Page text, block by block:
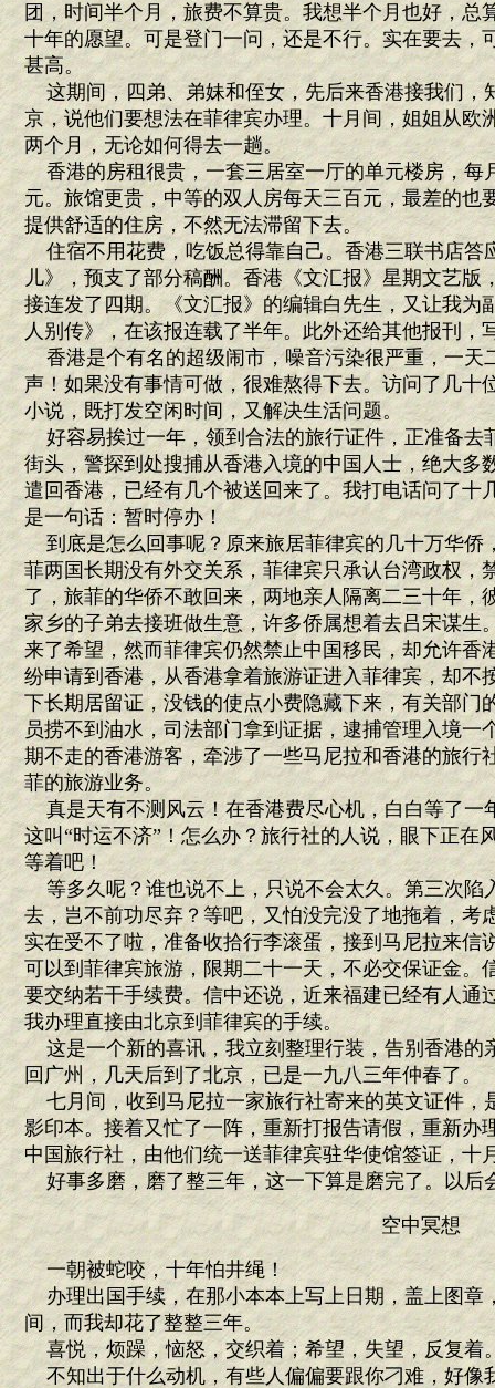
团，时间半个月，旅费不算贵。我想半个月也好，总
十年的愿望。可是登门一问，还是不行。实在要去，
甚高。
这期间，四弟、弟妹和侄女，先后来香港接我们，
京，说他们要想法在菲律宾办理。十月间，姐姐从欧
两个月，无论如何得去一趟。
香港的房租很贵，一套三居室一厅的单元楼房，每
元。旅馆更贵，中等的双人房每天三百元，最差的也
提供舒适的住房，不然无法滞留下去。
住宿不用花费，吃饭总得靠自己。香港三联书店答
儿》，预支了部分稿酬。香港《文汇报》星期文艺版
接连发了四期。《文汇报》的编辑白先生，又让我为
人别传》，在该报连载了半年。此外还给其他报刊，
香港是个有名的超级闹市，噪音污染很严重，一天
声！如果没有事情可做，很难熬得下去。访问了几十
小说，既打发空闲时间，又解决生活问题。
好容易挨过一年，领到合法的旅行证件，正准备去
街头，警探到处搜捕从香港入境的中国人士，绝大多
遣回香港，已经有几个被送回来了。我打电话问了十
是一句话：暂时停办！
到底是怎么回事呢？原来旅居菲律宾的几十万华侨
菲两国长期没有外交关系，菲律宾只承认台湾政权，
了，旅菲的华侨不敢回来，两地亲人隔离二三十年，
家乡的子弟去接班做生意，许多侨属想着去吕宋谋生
来了希望，然而菲律宾仍然禁止中国移民，却允许香
纷申请到香港，从香港拿着旅游证进入菲律宾，却不
下长期居留证，没钱的使点小费隐藏下来，有关部门
员捞不到油水，司法部门拿到证据，逮捕管理入境一
期不走的香港游客，牵涉了一些马尼拉和香港的旅行
菲的旅游业务。
真是天有不测风云！在香港费尽心机，白白等了一
这叫“时运不济”！怎么办？旅行社的人说，眼下正在
等着吧！
等多久呢？谁也说不上，只说不会太久。第三次陷
去，岂不前功尽弃？等吧，又怕没完没了地拖着，考
实在受不了啦，准备收拾行李滚蛋，接到马尼拉来信
可以到菲律宾旅游，限期二十一天，不必交保证金。
要交纳若干手续费。信中还说，近来福建已经有人通
我办理直接由北京到菲律宾的手续。
这是一个新的喜讯，我立刻整理行装，告别香港的
回广州，几天后到了北京，已是一九八三年仲春了。
七月间，收到马尼拉一家旅行社寄来的英文证件，
影印本。接着又忙了一阵，重新打报告请假，重新办
中国旅行社，由他们统一送菲律宾驻华使馆签证，十
好事多磨，磨了整三年，这一下算是磨完了。以后
空中冥想
一朝被蛇咬，十年怕井绳！
办理出国手续，在那小本本上写上日期，盖上图章
间，而我却花了整整三年。
喜悦，烦躁，恼怒，交织着；希望，失望，反复着
不知出于什么动机，有些人偏偏要跟你刁难，好像